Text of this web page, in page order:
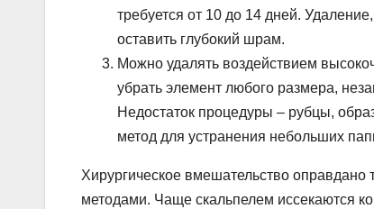
требуется от 10 до 14 дней.
оставить глубокий шрам.
Можно удалять воздействием
убрать элемент любого размера,
Недостаток процедуры – рубцы,
метод для устранения небольших
Хирургическое вмешательство оправдано
методами. Чаще скальпелем иссекаются